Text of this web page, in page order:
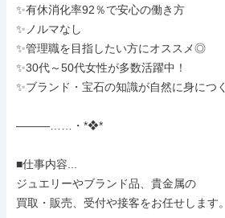
✨有休消化率92％で安心の働き方
✨ノルマなし
✨管理職を目指したい方にオススメ◎
✨30代～50代女性が多数活躍中！
✨ブランド・宝石の知識が自然に身につく
―――……・*❖*
■仕事内容...
ジュエリーやブランド品、貴金属の
買取・販売、受付や接客をお任せします。